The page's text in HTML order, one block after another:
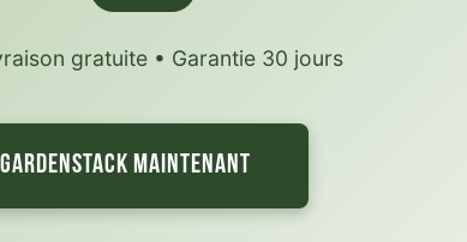
gratuite • Garantie 30 jours
MAINTENANT